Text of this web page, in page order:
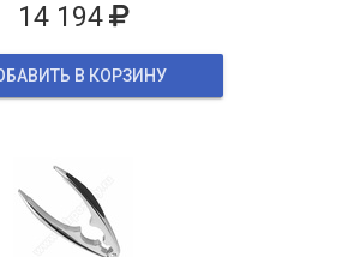
14 194
В КОРЗИНУ